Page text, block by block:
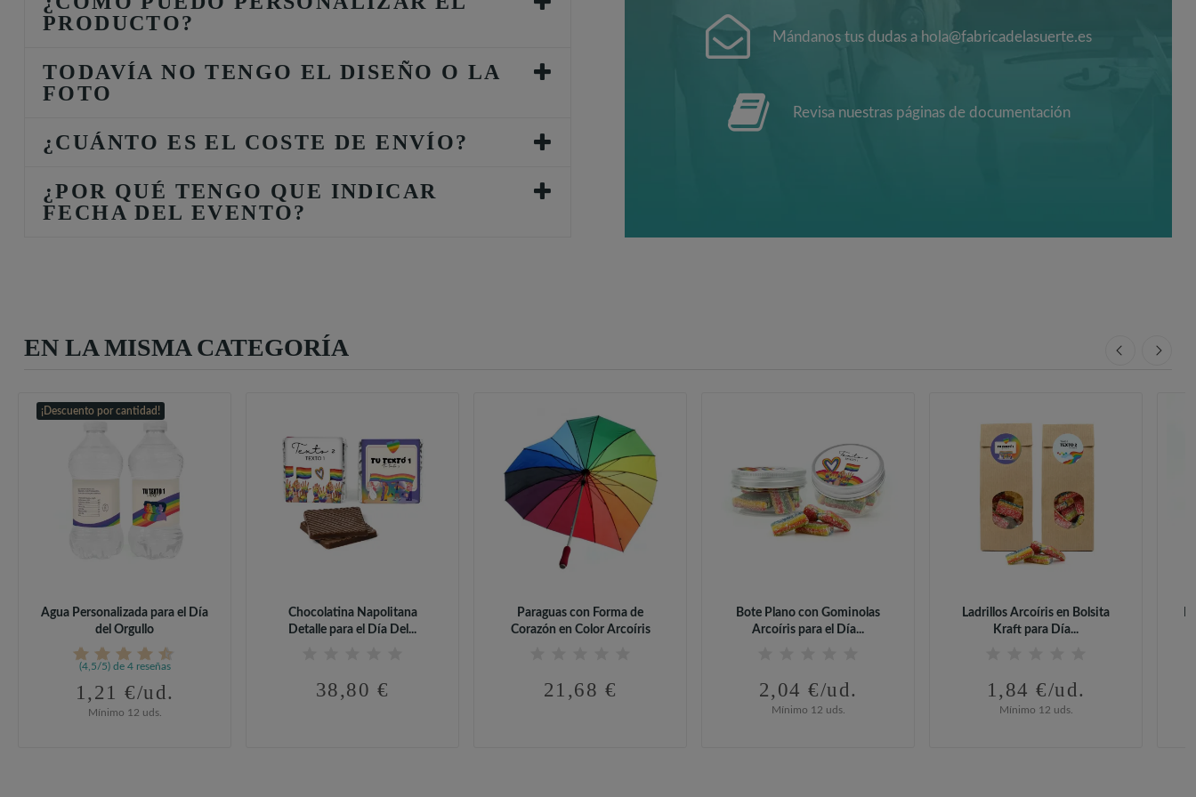
PRODUCTO?
TODAVÍA NO TENGO EL DISEÑO O LA
FOTO
¿CUÁNTO ES EL COSTE DE ENVÍO?
¿POR QUÉ TENGO QUE INDICAR
FECHA DEL EVENTO?
Mándanos tus dudas a hola@fabricadelasuerte.es
Revisa nuestras páginas de documentación
EN LA MISMA CATEGORÍA
¡Descuento por cantidad!
Agua Personalizada para el Día
del Orgullo
(4,5/5) de 4 reseñas
1,21 €/ud.
Mínimo 12 uds.
Chocolatina Napolitana
Detalle para el Día Del...
38,80 €
Paraguas con Forma de
Corazón en Color Arcoíris
21,68 €
Bote Plano con Gominolas
Arcoíris para el Día...
2,04 €/ud.
Mínimo 12 uds.
Ladrillos Arcoíris en Bolsita
Kraft para Día...
1,84 €/ud.
Mínimo 12 uds.